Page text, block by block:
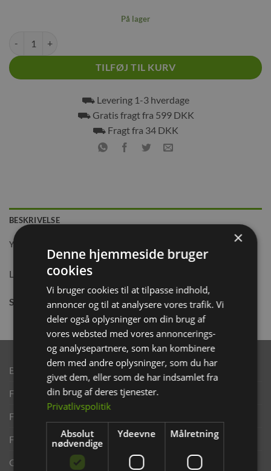
På lager
TILFØJ TIL KURV
⛟ Levering 1-3 hverdage
⛟ Gratis fragt fra 599 DKK
⛟ Fragt fra 34 DKK
BESKRIVELSE
YDERLIGERE INFORMATION
Lameltræbold med bjælde, sikre en sjov leg for kæledyret.
Størrelse:Ø6 cm.
Brand
Finansering ANYDAY
Finansering Viabill
Fortrydelse og reklamationsret
Gavekort
×
Denne hjemmeside bruger
cookies
Vi bruger cookies til at tilpasse indhold,
annoncer og til at analysere vores trafik. Vi
deler også oplysninger om din brug af
vores websted med vores annoncerings-
og analysepartnere, som kan kombinere
dem med andre oplysninger, som du har
givet dem, eller som de har indsamlet fra
din brug af deres tjenester.
Privatlivspolitik
Absolut
nødvendige
Ydeevne Målretning